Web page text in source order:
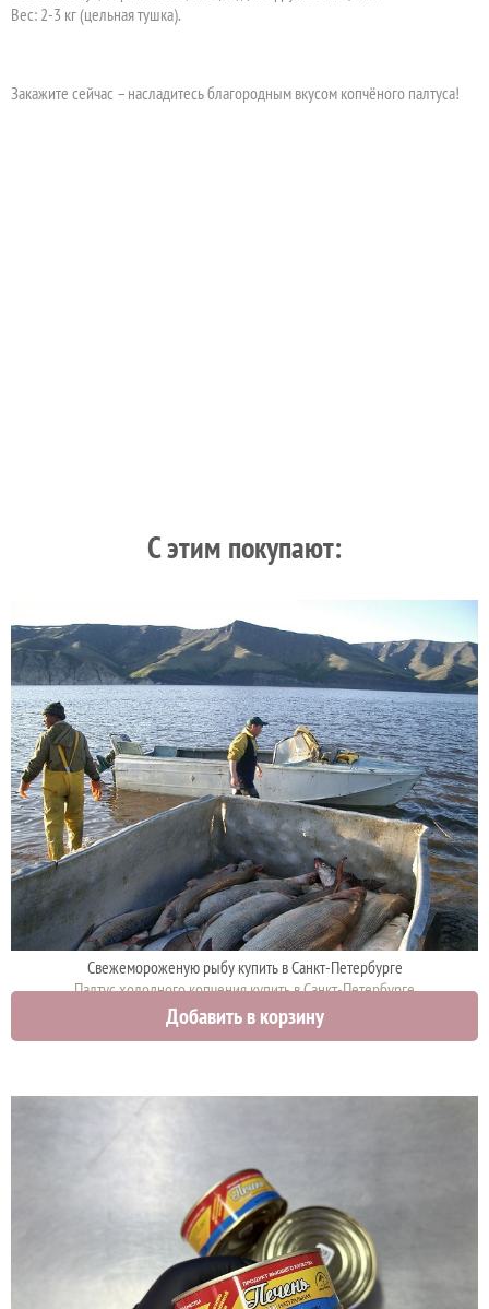
Вес: 2-3 кг (цельная тушка).
Закажите сейчас – насладитесь благородным вкусом копчёного палтуса!
C этим покупают:
Свежемороженую рыбу купить в Санкт-Петербурге
Палтус холодного копчения купить в Санкт-Петербурге
2962 руб.
Добавить в корзину